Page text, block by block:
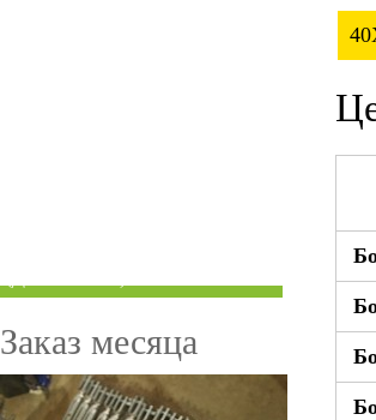
Заказ месяца